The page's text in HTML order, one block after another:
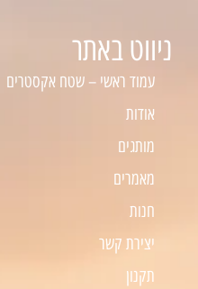
ניווט באתר
עמוד ראשי – שטח אקסטרים
אודות
מותגים
מאמרים
חנות
יצירת קשר
תקנון